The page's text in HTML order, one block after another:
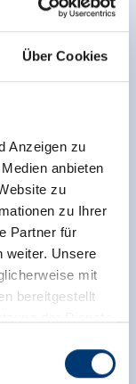
Über Cookies
Anzeigen zu
anbieten
zu
zu Ihrer
Partner für
weiter. Unsere
mit
bereitgestellt
der